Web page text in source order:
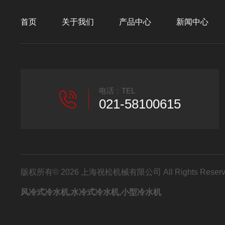
首页 关于我们 产品中心 新闻中心
电话：TEL
021-58100615
版权所有© 2026 上海祝松机械有限公司 All Rights
风冷式冷水机,水冷式冷水机,小型冷水机